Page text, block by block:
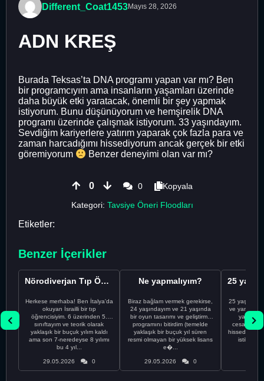
Different_Coat1453Mayıs 28, 2026
ADN KREŞ
Burada Teksas’ta DNA programı yapan var mı? Ben
bir programcıyım ama insanların yaşamları üzerinde
daha büyük etki yaratacak, önemli bir şey yapmak
istiyorum. Bunu düşünüyorum ve hemşirelik DNA
programı üzerinde çalışmak istiyorum. 33 yaşındayım.
Sevdiğim kariyerlere yatırım yaparak çok fazla para ve
zaman harcadığımı hissediyorum ancak gerçek bir etki
göremiyorum
Benzer deneyimi olan var mı?
0 0
Kopyala
Kategori: Tavsiye Öneri Floodları
Etiketler:
Benzer İçerikler
Nörodiverjan Tıp Öğrencisi Yeni Bir Yol Arıyor
Herkese merhaba! Ben İtalya'da
okuyan İsrailli bir tıp
öğrencisiyim. 6 üzerinden 5.
sınıftayım ve teorik olarak
yaklaşık bir buçuk yılım kaldı
ama son 7-neredeyse 8 yılımı
bu 4 yıl...
29.05.2026 0
Ne yapmalıyım?
Biraz bağlam vermek gerekirse,
24 yaşındayım ve 21 yaşında
bir oyun tasarımı ve geliştirme
programını bitirdim (temelde
yaklaşık bir buçuk yıl süren
resmi olmayan bir yüksek lisans
e�...
29.05.2026 0
25
ve yanlış
cesaretimin